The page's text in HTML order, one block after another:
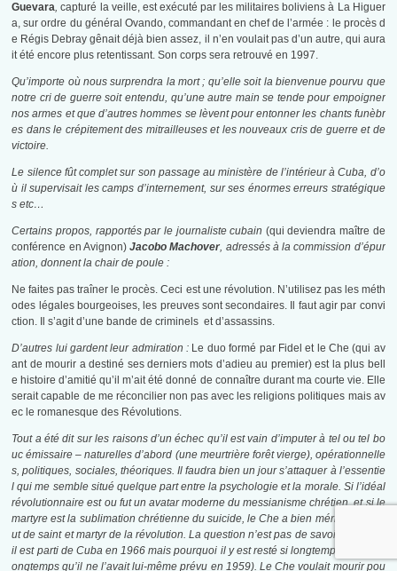
Guevara,capturé la veille, est exécuté par les militaires boliviens à La Higuer
a, sur ordre du général Ovando, commandant en chef de l’armée : le procès d
e Régis Debray gênait déjà bien assez, il n’en voulait pas d’un autre, qui aura
it été encore plus retentissant. Son corps sera retrouvé en 1997.
Qu’importe où nous surprendra la mort ; qu’elle soit la bienvenue pourvu que
notre cri de guerre soit entendu, qu’une autre main se tende pour empoigner
nos armes et que d’autres hommes se lèvent pour entonner les chants funèbr
es dans le crépitement des mitrailleuses et les nouveaux cris de guerre et de
victoire.
Le silence fût complet sur son passage au ministère de l’intérieur à Cuba, d’o
ù il supervisait les camps d’internement, sur ses énormes erreurs stratégique
s etc…
Certains propos, rapportés par le journaliste cubain (qui deviendra maître de
conférence en Avignon) Jacobo Machover, adressés à la commission d’épur
ation, donnent la chair de poule :
Ne faites pas traîner le procès. Ceci est une révolution. N’utilisez pas les méth
odes légales bourgeoises, les preuves sont secondaires. Il faut agir par convi
ction. Il s’agit d’une bande de criminels et d’assassins.
D’autres lui gardent leur admiration : Le duo formé par Fidel et le Che (qui av
ant de mourir a destiné ses derniers mots d’adieu au premier) est la plus bell
e histoire d’amitié qu’il m’ait été donné de connaître durant ma courte vie. Elle
serait capable de me réconcilier non pas avec les religions politiques mais av
ec le romanesque des Révolutions.
Tout a été dit sur les raisons d’un échec qu’il est vain d’imputer à tel ou tel bo
uc émissaire – naturelles d’abord (une meurtrière forêt vierge), opérationnelle
s, politiques, sociales, théoriques. Il faudra bien un jour s’attaquer à l’essentie
l qui me semble situé quelque part entre la psychologie et la morale. Si l’idéal
révolutionnaire est ou fut un avatar moderne du messianisme chrétien, et si le
martyre est la sublimation chrétienne du suicide, le Che a bien mérité son stat
ut de saint et martyr de la révolution. La question n’est pas de savoir pourquoi
il est parti de Cuba en 1966 mais pourquoi il y est resté si longtemps (et plus l
ongtemps qu’il ne l’avait lui-même prévu en 1959). Le Che voulait mourir pou